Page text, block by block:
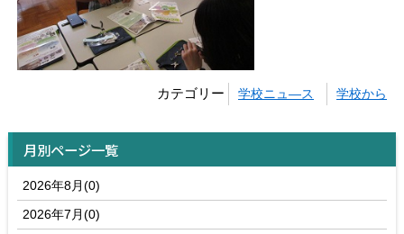
カテゴリー 学校ニュ―ス 学校から
月別ページ一覧
2026年8月(0)
2026年7月(0)